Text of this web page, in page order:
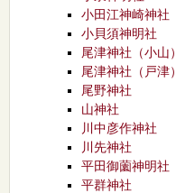
小田江神崎神社
小貝須神明社
尾津神社（小山）
尾津神社（戸津）
尾野神社
山神社
川中彦作神社
川先神社
平田御薗神明社
平群神社